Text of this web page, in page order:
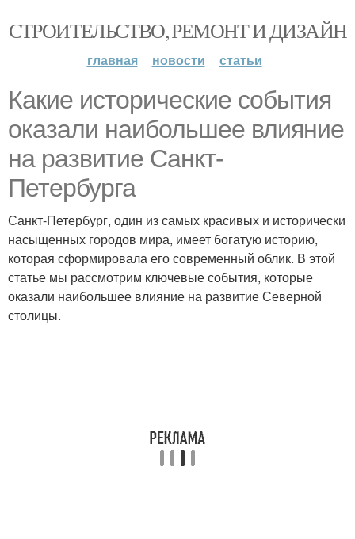
СТРОИТЕЛЬСТВО, РЕМОНТ И ДИЗАЙН
главная новости статьи
Какие исторические события
оказали наибольшее влияние
на развитие Санкт-
Петербурга
Санкт-Петербург, один из самых красивых и исторически
насыщенных городов мира, имеет богатую историю,
которая сформировала его современный облик. В этой
статье мы рассмотрим ключевые события, которые
оказали наибольшее влияние на развитие Северной
столицы.